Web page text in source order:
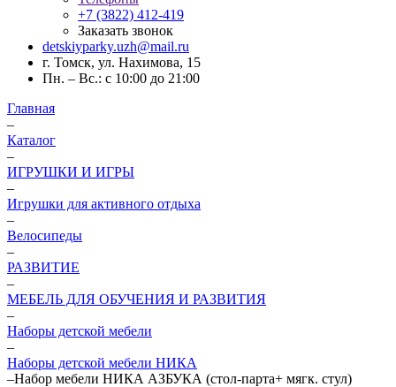
+7 (3822) 412-419
Заказать звонок
detskiyparky.uzh@mail.ru
г. Томск, ул. Нахимова, 15
Пн. – Вс.: с 10:00 до 21:00
Главная
–
Каталог
–
ИГРУШКИ И ИГРЫ
–
Игрушки для активного отдыха
–
Велосипеды
–
РАЗВИТИЕ
–
МЕБЕЛЬ ДЛЯ ОБУЧЕНИЯ И РАЗВИТИЯ
–
Наборы детской мебели
–
Наборы детской мебели НИКА
–Набор мебели НИКА АЗБУКА (стол-парта+ мягк. стул)